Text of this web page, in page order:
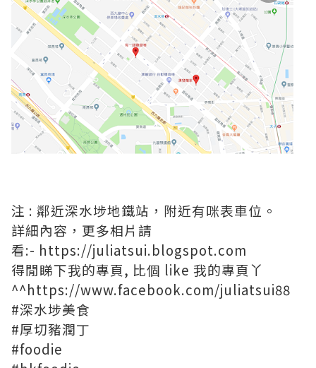
注 : 鄰近深水埗地鐵站，附近有咪表車位。
詳細內容，更多相片請
看:- https://juliatsui.blogspot.com
得閒睇下我的專頁, 比個 like 我的專頁丫
^^https://www.facebook.com/juliatsui88
#深水埗美食
#厚切豬潤丁
#foodie